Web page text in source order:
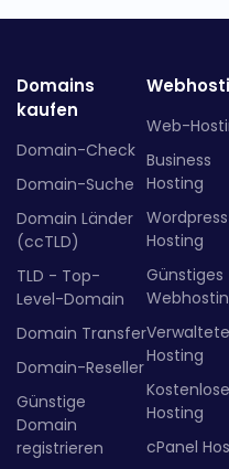
Domains
kaufen
Domain-Check
Domain-Suche
Domain Länder
(ccTLD)
TLD - Top-
Level-Domain
Domain Transfer
Domain-Reseller
Günstige
Domain
registrieren
Web-
Business
Hosting
Wordpress
Hosting
Günstiges
Hosting
Hosting
cPanel